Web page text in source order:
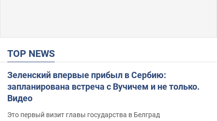
TOP NEWS
Зеленский впервые прибыл в Сербию:
запланирована встреча с Вучичем и не только.
Видео
Это первый визит главы государства в Белград